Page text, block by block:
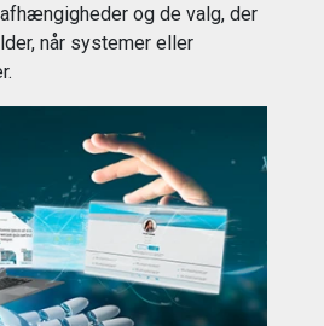
og de valg, der
når systemer eller